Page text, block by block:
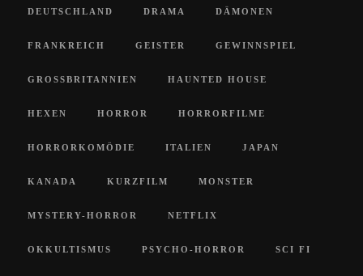
DEUTSCHLAND DRAMA DÄMONEN
FRANKREICH GEISTER GEWINNSPIEL
GROSSBRITANNIEN HAUNTED HOUSE
HEXEN HORROR HORRORFILME
HORRORKOMÖDIE ITALIEN JAPAN
KANADA KURZFILM MONSTER
MYSTERY-HORROR NETFLIX
OKKULTISMUS PSYCHO-HORROR SCI FI